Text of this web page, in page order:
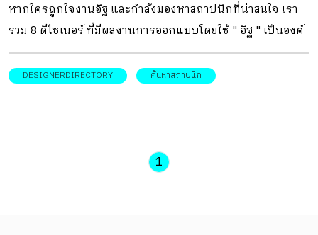
หากใครถูกใจงานอิฐ และกำลังมองหาสถาปนิกที่น่าสนใจ เรา
รวม 8 ดีไซเนอร์ ที่มีผลงานการออกแบบโดยใช้ " อิฐ " เป็นองค์
ประกอบหลัก
DESIGNERDIRECTORY ค้นหาสถาปนิก
1